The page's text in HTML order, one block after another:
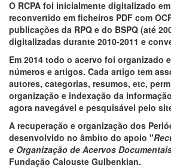
O RCPA foi inicialmente digitalizado
reconvertido em ficheiros PDF com
publicações da RPQ e do BSPQ (até
digitalizadas durante 2010-2011 e
Em 2014 todo o acervo foi organizado
números e artigos. Cada artigo tem
autores, categorias, resumos, etc,
organização e indexação da
agora navegável e pesquisável pelo
A recuperação e organização dos
desenvolvido no âmbito do apoio "
e Organização de Acervos
Fundação Calouste Gulbenkian.